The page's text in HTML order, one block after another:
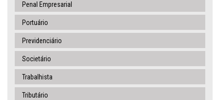
Penal Empresarial
Portuário
Previdenciário
Societário
Trabalhista
Tributário